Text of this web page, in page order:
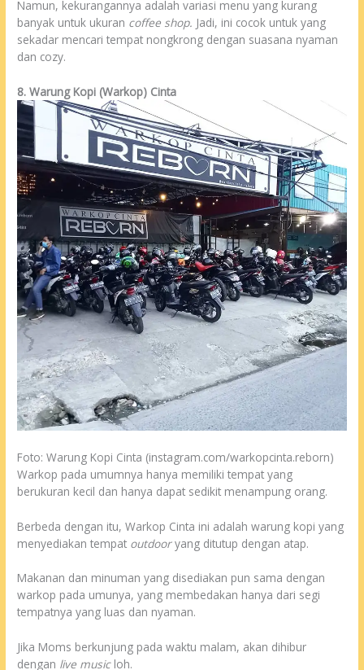
Namun, kekurangannya adalah variasi menu yang kurang
banyak untuk ukuran coffee shop. Jadi, ini cocok untuk yang
sekadar mencari tempat nongkrong dengan suasana nyaman
dan cozy.
8. Warung Kopi (Warkop) Cinta
Foto: Warung Kopi Cinta (instagram.com/warkopcinta.reborn)
Warkop pada umumnya hanya memiliki tempat yang
berukuran kecil dan hanya dapat sedikit menampung orang.
Berbeda dengan itu, Warkop Cinta ini adalah warung kopi yang
menyediakan tempat outdooryang ditutup dengan atap.
Makanan dan minuman yang disediakan pun sama dengan
warkop pada umunya, yang membedakan hanya dari segi
tempatnya yang luas dan nyaman.
Jika Moms berkunjung pada waktu malam, akan dihibur
dengan live musicloh.